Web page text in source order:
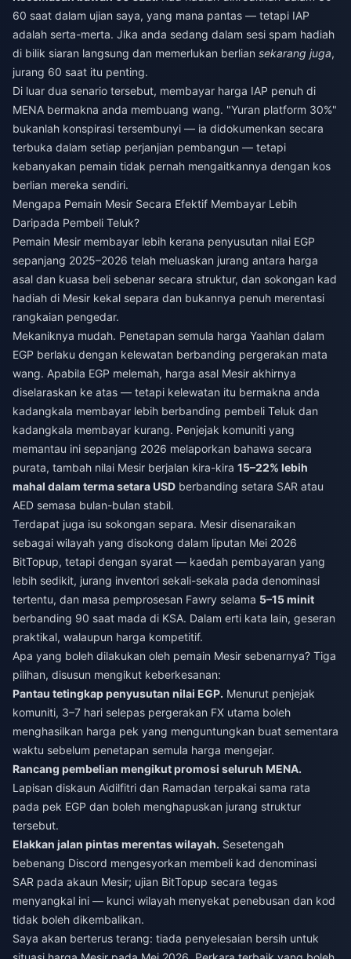
60 saat dalam ujian saya, yang mana pantas — tetapi IAP
adalah serta-merta. Jika anda sedang dalam sesi spam hadiah
di bilik siaran langsung dan memerlukan berlian sekarang juga,
jurang 60 saat itu penting.
Di luar dua senario tersebut, membayar harga IAP penuh di
MENA bermakna anda membuang wang. "Yuran platform 30%"
bukanlah konspirasi tersembunyi — ia didokumenkan secara
terbuka dalam setiap perjanjian pembangun — tetapi
kebanyakan pemain tidak pernah mengaitkannya dengan kos
berlian mereka sendiri.
Mengapa Pemain Mesir Secara Efektif Membayar Lebih
Daripada Pembeli Teluk?
Pemain Mesir membayar lebih kerana penyusutan nilai EGP
sepanjang 2025–2026 telah meluaskan jurang antara harga
asal dan kuasa beli sebenar secara struktur, dan sokongan kad
hadiah di Mesir kekal separa dan bukannya penuh merentasi
rangkaian pengedar.
Mekaniknya mudah. Penetapan semula harga Yaahlan dalam
EGP berlaku dengan kelewatan berbanding pergerakan mata
wang. Apabila EGP melemah, harga asal Mesir akhirnya
diselaraskan ke atas — tetapi kelewatan itu bermakna anda
kadangkala membayar lebih berbanding pembeli Teluk dan
kadangkala membayar kurang. Penjejak komuniti yang
memantau ini sepanjang 2026 melaporkan bahawa secara
purata, tambah nilai Mesir berjalan kira-kira 15–22% lebih
mahal dalam terma setara USD berbanding setara SAR atau
AED semasa bulan-bulan stabil.
Terdapat juga isu sokongan separa. Mesir disenaraikan
sebagai wilayah yang disokong dalam liputan Mei 2026
BitTopup, tetapi dengan syarat — kaedah pembayaran yang
lebih sedikit, jurang inventori sekali-sekala pada denominasi
tertentu, dan masa pemprosesan Fawry selama 5–15 minit
berbanding 90 saat mada di KSA. Dalam erti kata lain, geseran
praktikal, walaupun harga kompetitif.
Apa yang boleh dilakukan oleh pemain Mesir sebenarnya? Tiga
pilihan, disusun mengikut keberkesanan:
Pantau tetingkap penyusutan nilai EGP. Menurut penjejak
komuniti, 3–7 hari selepas pergerakan FX utama boleh
menghasilkan harga pek yang menguntungkan buat sementara
waktu sebelum penetapan semula harga mengejar.
Rancang pembelian mengikut promosi seluruh MENA.
Lapisan diskaun Aidilfitri dan Ramadan terpakai sama rata
pada pek EGP dan boleh menghapuskan jurang struktur
tersebut.
Elakkan jalan pintas merentas wilayah. Sesetengah
bebenang Discord mengesyorkan membeli kad denominasi
SAR pada akaun Mesir; ujian BitTopup secara tegas
menyangkal ini — kunci wilayah menyekat penebusan dan kod
tidak boleh dikembalikan.
Saya akan berterus terang: tiada penyelesaian bersih untuk